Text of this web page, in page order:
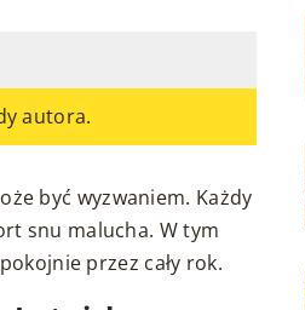
autora.
być wyzwaniem. Każdy
snu malucha. W tym
przez cały rok.